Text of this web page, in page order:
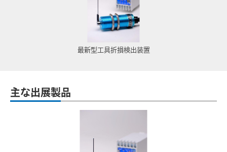
最新型工具折損検出装置
主な出展製品